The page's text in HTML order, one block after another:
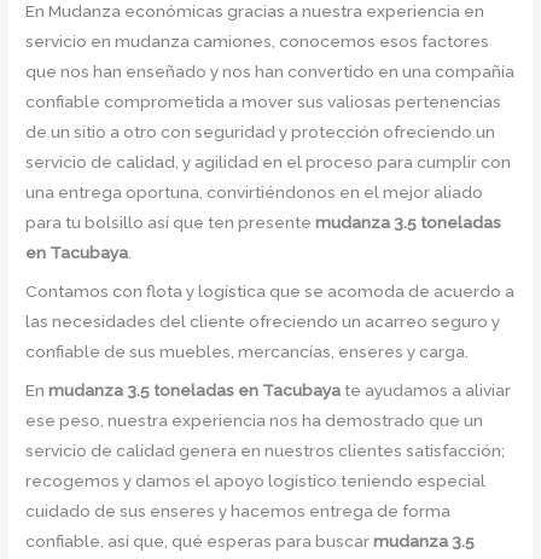
En Mudanza económicas gracias a nuestra experiencia en
servicio en mudanza camiones, conocemos esos factores
que nos han enseñado y nos han convertido en una compañía
confiable comprometida a mover sus valiosas pertenencias
de un sitio a otro con seguridad y protección ofreciendo un
servicio de calidad, y agilidad en el proceso para cumplir con
una entrega oportuna, convirtiéndonos en el mejor aliado
para tu bolsillo así que ten presentemudanza 3.5 toneladas
en Tacubaya.
Contamos con flota y logística que se acomoda de acuerdo a
las necesidades del cliente ofreciendo un acarreo seguro y
confiable de sus muebles, mercancías, enseres y carga.
Enmudanza 3.5 toneladas en Tacubaya te ayudamos a aliviar
ese peso, nuestra experiencia nos ha demostrado que un
servicio de calidad genera en nuestros clientes satisfacción;
recogemos y damos el apoyo logístico teniendo especial
cuidado de sus enseres y hacemos entrega de forma
confiable, así que, qué esperas para buscarmudanza 3.5